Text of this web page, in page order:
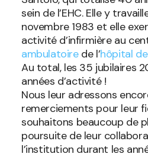
sein de l’EHC. Elle y
novembre 1983 et elle
activité d’infirmière au
ambulatoirede l’hôpital
Au total, les 35 jubilaires
années d’activité !
Nous leur adressons
remerciements pour leur
souhaitons beaucoup de
poursuite de leur
l’institution durant les